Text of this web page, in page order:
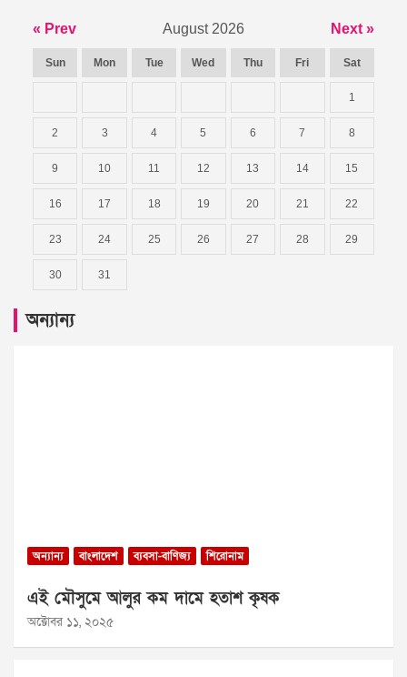
« Prev August 2026 Next »
Sun Mon Tue Wed Thu Fri Sat
1
2 3 4 5 6 7 8
9 10 11 12 13 14 15
16 17 18 19 20 21 22
23 24 25 26 27 28 29
30 31
অন্যান্য
অন্যান্য বাংলাদেশ ব্যবসা-বাণিজ্য শিরোনাম
এই মৌসুমে আলুর কম দামে হতাশ কৃষক
অক্টোবর ১১, ২০২৫